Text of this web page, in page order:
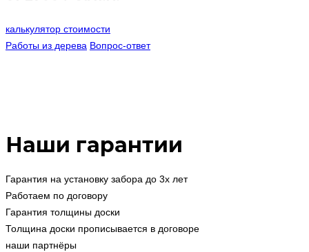
калькулятор стоимости
Работы из дерева Вопрос-ответ
Наши гарантии
Гарантия на установку забора до 3х лет
Работаем по договору
Гарантия толщины доски
Толщина доски прописывается в договоре
наши партнёры